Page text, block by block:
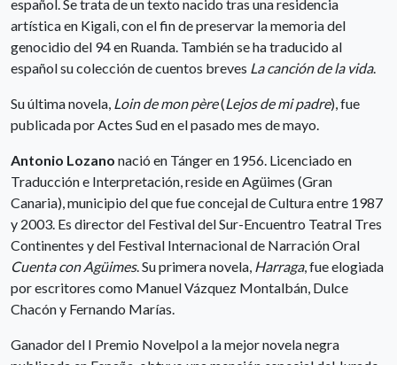
español. Se trata de un texto nacido tras una residencia
artística en Kigali, con el fin de preservar la memoria del
genocidio del 94 en Ruanda. También se ha traducido al
español su colección de cuentos breves La canción de la vida.
Su última novela, Loin de mon père(Lejos de mi padre), fue
publicada por Actes Sud en el pasado mes de mayo.
Antonio Lozano nació en Tánger en 1956. Licenciado en
Traducción e Interpretación, reside en Agüimes (Gran
Canaria), municipio del que fue concejal de Cultura entre 1987
y 2003. Es director del Festival del Sur-Encuentro Teatral Tres
Continentes y del Festival Internacional de Narración Oral
Cuenta con Agüimes. Su primera novela, Harraga, fue elogiada
por escritores como Manuel Vázquez Montalbán, Dulce
Chacón y Fernando Marías.
Ganador del I Premio Novelpol a la mejor novela negra